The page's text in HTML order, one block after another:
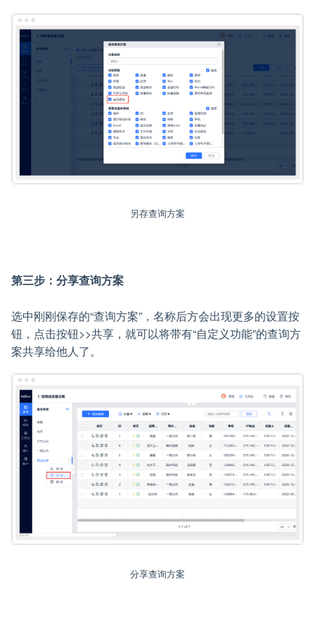
另存查询方案
第三步：分享查询方案
选中刚刚保存的“查询方案”，名称后方会出现更多的设置按
钮，点击按钮>>共享，就可以将带有“自定义功能”的查询方
案共享给他人了。
分享查询方案